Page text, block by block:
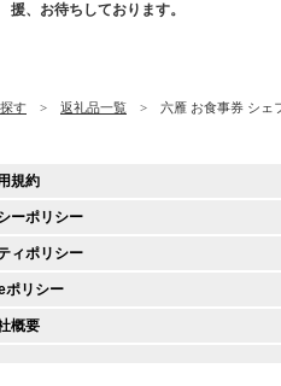
援、お待ちしております。
す 返礼品一覧 六雁 お食事券 シェ
規約
ーポリシー
ィポリシー
ポリシー
概要